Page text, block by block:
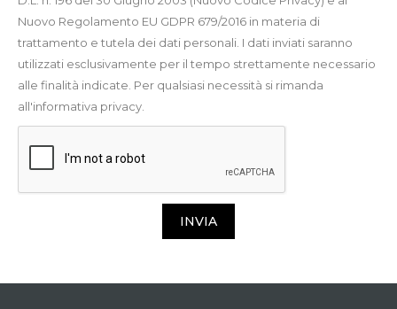
Nuovo Regolamento EU GDPR 679/2016 in materia di
trattamento e tutela dei dati personali. I dati inviati saranno
utilizzati esclusivamente per il tempo strettamente necessario
alle finalità indicate. Per qualsiasi necessità si rimanda
all'informativa privacy.
INVIA